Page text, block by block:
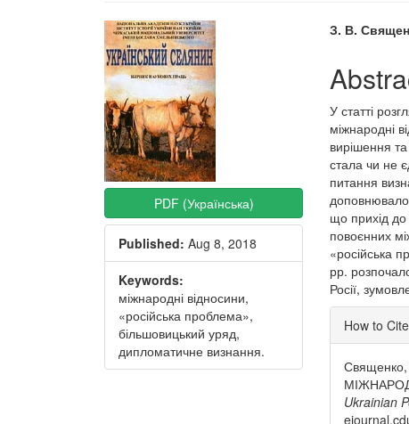
Article
Sidebar
PDF (Українська)
Published: Aug 8, 2018
Keywords:
міжнародні відносини,
«російська проблема»,
більшовицький уряд,
дипломатичне визнання.
Main
Article
З. В.
У статті
міжнародні
вирішення
стала чи не
питання
що прихід до
повоєнних
«російська
рр.
Росії,
Article
How to Cite
Ukrainian